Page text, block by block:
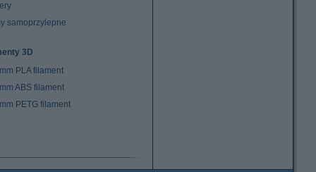
samoprzylepne
3D
PLA filament
ABS filament
PETG filament